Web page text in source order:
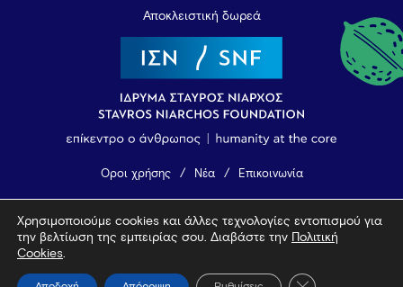
Αποκλειστική δωρεά
Όροι χρήσης Νέα Επικοινωνία
© 2026 Vamvakou Revival
Χρησιμοποιούμε cookies και άλλες τεχνολογίες εντοπισμού για
την βελτίωση της εμπειρίας σου. Διαβάστε την
Πολιτική
Cookies.
Κλείσιμο του